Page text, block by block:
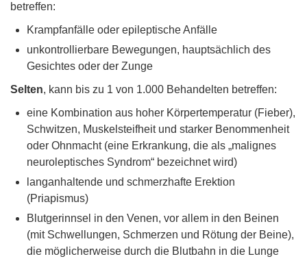
betreffen:
Krampfanfälle oder epileptische Anfälle
unkontrollierbare Bewegungen, hauptsächlich des
Gesichtes oder der Zunge
Selten, kann bis zu 1 von 1.000 Behandelten betreffen:
eine Kombination aus hoher Körpertemperatur (Fieber),
Schwitzen, Muskelsteifheit und starker Benommenheit
oder Ohnmacht (eine Erkrankung, die als „malignes
neuroleptisches Syndrom“ bezeichnet wird)
langanhaltende und schmerzhafte Erektion
(Priapismus)
Blutgerinnsel in den Venen, vor allem in den Beinen
(mit Schwellungen, Schmerzen und Rötung der Beine),
die möglicherweise durch die Blutbahn in die Lunge